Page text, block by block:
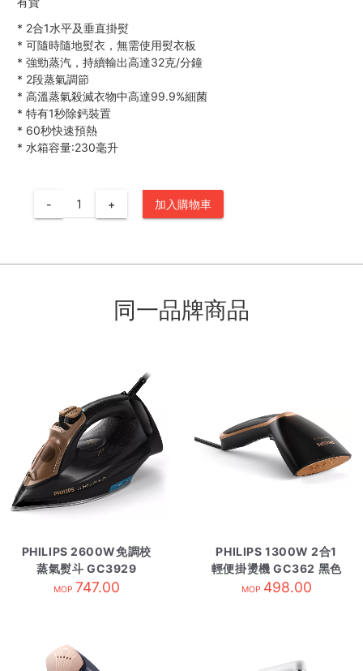
* 2合1水平及垂直掛熨
* 可隨時隨地熨衣，無需使用熨衣板
* 強勁蒸汽，持續輸出高達32克/分鐘
* 2段蒸氣調節
* 高溫蒸氣殺滅衣物中高達99.9%細菌
* 特有1秒除鈣裝置
* 60秒快速預熱
* 水箱容量:230毫升
- + 加入購物車
同一品牌商品
PHILIPS 2600W免調校
蒸氣熨斗 GC3929
MOP 747.00
PHILIPS 1300W 2合1
輕便掛燙機 GC362 黑色
MOP 498.00